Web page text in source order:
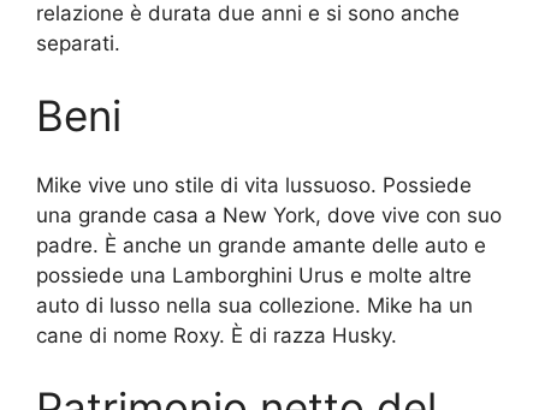
relazione è durata due anni e si sono anche
separati.
Beni
Mike vive uno stile di vita lussuoso. Possiede
una grande casa a New York, dove vive con suo
padre. È anche un grande amante delle auto e
possiede una Lamborghini Urus e molte altre
auto di lusso nella sua collezione. Mike ha un
cane di nome Roxy. È di razza Husky.